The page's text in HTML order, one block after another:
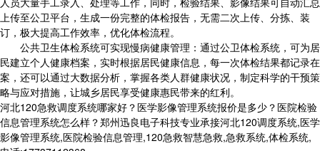
上传至公卫平台，生成一份完整的体检报告，无需二次上传、分拣、装
订，极大提高工作效率，优化体检流程。
公共卫生体检系统可实现慢病健康管理：通过公卫体检系统，可为居
民建立个人健康档案，实时根据居民健康信息，每一次体检结果都记录在
案，还可以通过大数据分析，掌握各类人群健康状况，制定科学的干预策
略与应对措施，让城乡居民享受健康惠民带来的红利。
河北120急救调度系统哪家好？医学影像管理系统报价是多少？医院检验
信息管理系统怎么样？郑州迅良电子科技专业承接河北120调度系统,医学
影像管理系统,医院检验信息管理,120急救智慧急救,急救系统,体检系统,